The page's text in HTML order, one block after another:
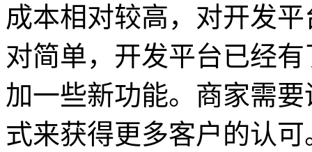
成本相对较高，对开发
对简单，开发平台已经
加一些新功能。商家需
式来获得更多客户的认可